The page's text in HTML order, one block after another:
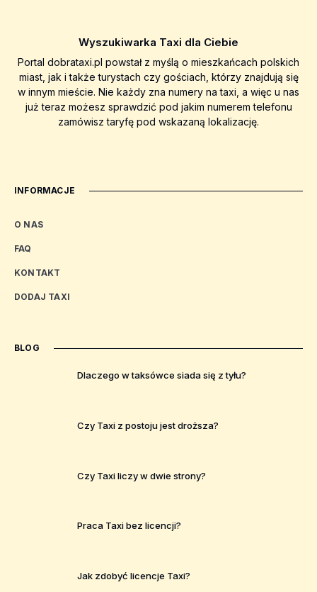
Wyszukiwarka Taxi dla Ciebie
Portal dobrataxi.pl powstał z myślą o mieszkańcach polskich
miast, jak i także turystach czy gościach, którzy znajdują się
w innym mieście. Nie każdy zna numery na taxi, a więc u nas
już teraz możesz sprawdzić pod jakim numerem telefonu
zamówisz taryfę pod wskazaną lokalizację.
INFORMACJE
O NAS
FAQ
KONTAKT
DODAJ TAXI
BLOG
Dlaczego w taksówce siada się z tyłu?
Czy Taxi z postoju jest droższa?
Czy Taxi liczy w dwie strony?
Praca Taxi bez licencji?
Jak zdobyć licencje Taxi?